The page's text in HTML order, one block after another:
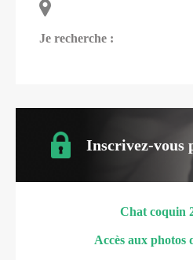
Je recherche :
Inscrivez-vous
Chat coquin
Accès aux photos